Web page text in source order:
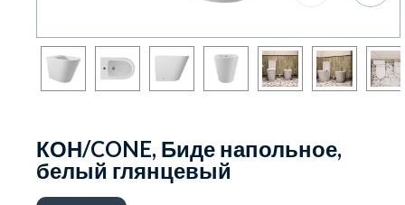
КОН/CONE, Биде напольное,
белый глянцевый